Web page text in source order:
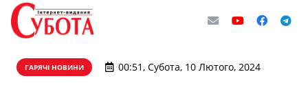
ГАРЯЧІ НОВИНИ 00:51, Субота, 10 Лютого, 2024